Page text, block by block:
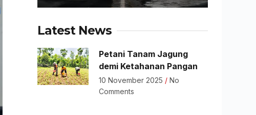
Latest News
Petani Tanam Jagung
demi Ketahanan Pangan
10 November 2025
No
Comments